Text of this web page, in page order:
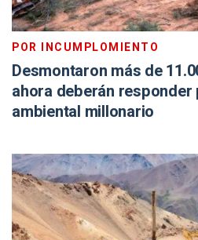
POR INCUMPLOMIENTO
Desmontaron más de
ahora deberán responder
ambiental millonario